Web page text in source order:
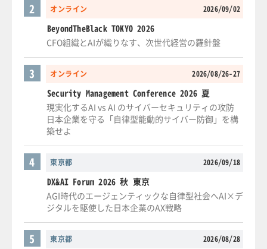
オンライン 2026/09/02
2
BeyondTheBlack TOKYO 2026
CFO組織とAIが織りなす、次世代経営の羅針盤
オンライン 2026/08/26-27
3
Security Management Conference 2026 夏
現実化するAI vs AI のサイバーセキュリティの攻防
日本企業を守る「自律型能動的サイバー防御」を構
築せよ
東京都 2026/09/18
4
DX&AI Forum 2026 秋 東京
AGI時代のエージェンティックな自律型社会へAI×デ
ジタルを駆使した日本企業のAX戦略
東京都 2026/08/28
5